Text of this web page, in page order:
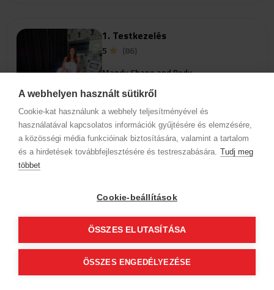
A webhelyen használt sütikről
Cookie-kat használunk a webhely teljesítményével és
használatával kapcsolatos információk gyűjtésére és elemzésére,
a közösségi média funkcióinak biztosítására, valamint a tartalom
és a hirdetések továbbfejlesztésére és testreszabására. Tudj meg
többet
Cookie-beállítások
ÖSSZES ELUTASÍTÁSA
ÖSSZES ENGEDÉLYEZÉSE
Szolgáltatások
1. Testkezelés
5
(86)
Mandy Shape and Body
4400 Nyíregyháza
Dózsa György utca 7.
1. Krioszauna
4.96
(66)